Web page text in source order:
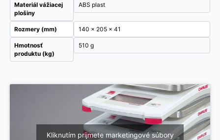
Materiál vážiacej
plošiny
ABS plast
Rozmery (mm) 140 x 205 x 41
Hmotnosť
produktu (kg)
510 g
Kliknutím prijmete marketingové súbory